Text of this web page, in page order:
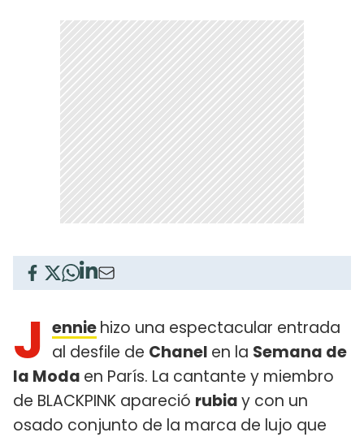
J enniehizo una espectacular entrada
al desfile de Chanel en la Semana de
la Moda en París. La cantante y miembro
de BLACKPINK apareció rubiay con un
osado conjunto de la marca de lujo que